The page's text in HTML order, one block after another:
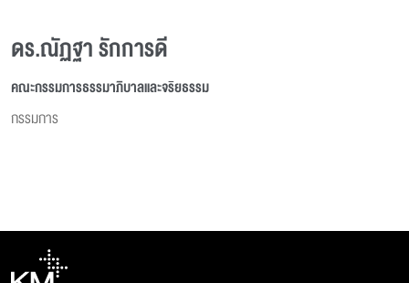
ดร.ณัฏฐา รักการดี
คณะกรรมการธรรมาภิบาลและจริยธรรม
กรรมการ